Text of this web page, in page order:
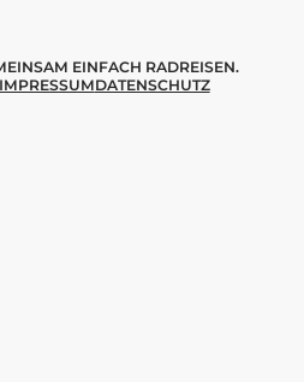
EINFACH RADREISEN.
DATENSCHUTZ